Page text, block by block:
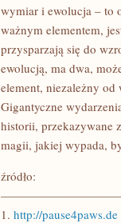
wymiar i ewolucja – to
ważnym elementem,
przysparzają się do
ewolucją, ma dwa,
element, niezależny
Gigantyczne
historii, przekazywane
magii, jakiej wypada,
źródło:
1. http://pause4paws.de